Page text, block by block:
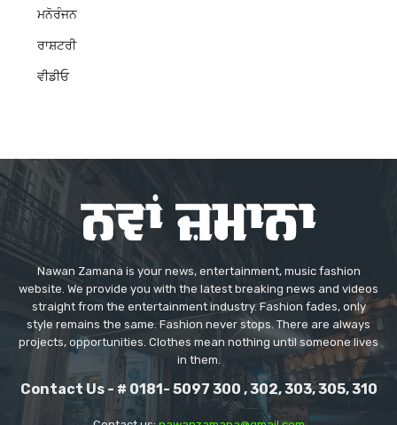
ਮਨੋਰੰਜਨ
ਰਾਸ਼ਟਰੀ
ਵੀਡੀਓ
Nawan Zamana is your news, entertainment, music fashion
website. We provide you with the latest breaking news and videos
straight from the entertainment industry. Fashion fades, only
style remains the same. Fashion never stops. There are always
projects, opportunities. Clothes mean nothing until someone lives
in them.
Contact Us - # 0181- 5097 300 , 302, 303, 305, 310